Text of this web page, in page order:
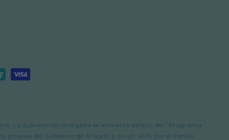
La subvención otorgada se enmarca dentro del “Programa
propios del Gobierno de Aragón y en un 40% por el Fondo